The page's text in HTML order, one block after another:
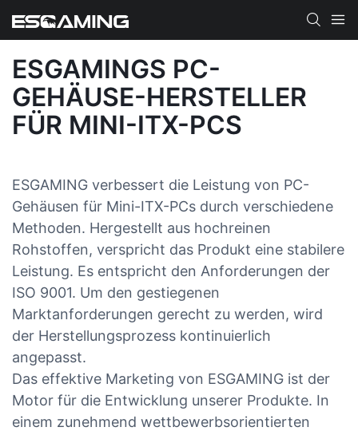
ESGAMINGS PC-
GEHÄUSE-HERSTELLER
FÜR MINI-ITX-PCS
ESGAMING verbessert die Leistung von PC-
Gehäusen für Mini-ITX-PCs durch verschiedene
Methoden. Hergestellt aus hochreinen
Rohstoffen, verspricht das Produkt eine stabilere
Leistung. Es entspricht den Anforderungen der
ISO 9001. Um den gestiegenen
Marktanforderungen gerecht zu werden, wird
der Herstellungsprozess kontinuierlich
angepasst.
Das effektive Marketing von ESGAMING ist der
Motor für die Entwicklung unserer Produkte. In
einem zunehmend wettbewerbsorientierten